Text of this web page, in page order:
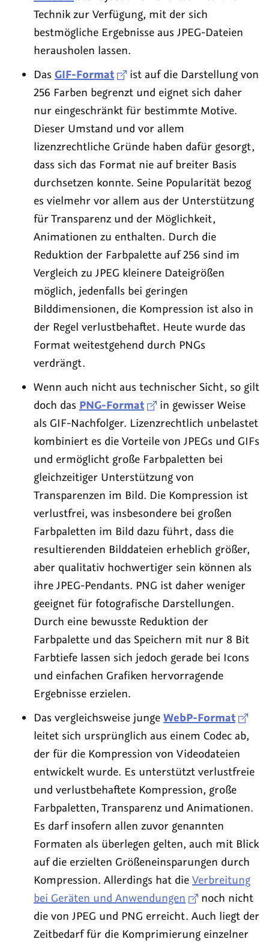
Technik zur Verfügung, mit der sich
bestmögliche Ergebnisse aus JPEG-Dateien
herausholen lassen.
Das GIF-Format
ist auf die Darstellung von
256 Farben begrenzt und eignet sich daher
nur eingeschränkt für bestimmte Motive.
Dieser Umstand und vor allem
lizenzrechtliche Gründe haben dafür gesorgt,
dass sich das Format nie auf breiter Basis
durchsetzen konnte. Seine Popularität bezog
es vielmehr vor allem aus der Unterstützung
für Transparenz und der Möglichkeit,
Animationen zu enthalten. Durch die
Reduktion der Farbpalette auf 256 sind im
Vergleich zu JPEG kleinere Dateigrößen
möglich, jedenfalls bei geringen
Bilddimensionen, die Kompression ist also in
der Regel verlustbehaftet. Heute wurde das
Format weitestgehend durch PNGs
verdrängt.
Wenn auch nicht aus technischer Sicht, so gilt
doch das PNG-Format
in gewisser Weise
als GIF-Nachfolger. Lizenzrechtlich unbelastet
kombiniert es die Vorteile von JPEGs und GIFs
und ermöglicht große Farbpaletten bei
gleichzeitiger Unterstützung von
Transparenzen im Bild. Die Kompression ist
verlustfrei, was insbesondere bei großen
Farbpaletten im Bild dazu führt, dass die
resultierenden Bilddateien erheblich größer,
aber qualitativ hochwertiger sein können als
ihre JPEG-Pendants. PNG ist daher weniger
geeignet für fotografische Darstellungen.
Durch eine bewusste Reduktion der
Farbpalette und das Speichern mit nur 8 Bit
Farbtiefe lassen sich jedoch gerade bei Icons
und einfachen Grafiken hervorragende
Ergebnisse erzielen.
Das vergleichsweise junge WebP-Format
leitet sich ursprünglich aus einem Codec ab,
der für die Kompression von Videodateien
entwickelt wurde. Es unterstützt verlustfreie
und verlustbehaftete Kompression, große
Farbpaletten, Transparenz und Animationen.
Es darf insofern allen zuvor genannten
Formaten als überlegen gelten, auch mit Blick
auf die erzielten Größeneinsparungen durch
Kompression. Allerdings hat die Verbreitung
bei Geräten und Anwendungen
noch nicht
die von JPEG und PNG erreicht. Auch liegt der
Zeitbedarf für die Komprimierung einzelner